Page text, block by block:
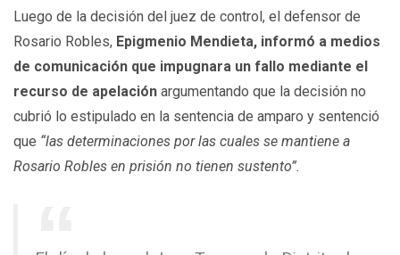
Luego de la decisión del juez de control, el defensor de
Rosario Robles, Epigmenio Mendieta, informó a medios
de comunicación que impugnara un fallo mediante el
recurso de apelación argumentando que la decisión no
cubrió lo estipulado en la sentencia de amparo y sentenció
que “las determinaciones por las cuales se mantiene a
Rosario Robles en prisión no tienen sustento”.